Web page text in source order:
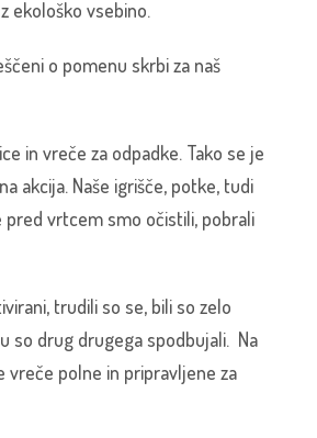
ekološko vsebino.
o pomenu skrbi za naš
in vreče za odpadke. Tako se je
akcija. Naše igrišče, potke, tudi
pred vrtcem smo očistili, pobrali
trudili so se, bili so zelo
so drug drugega spodbujali. Na
vreče polne in pripravljene za